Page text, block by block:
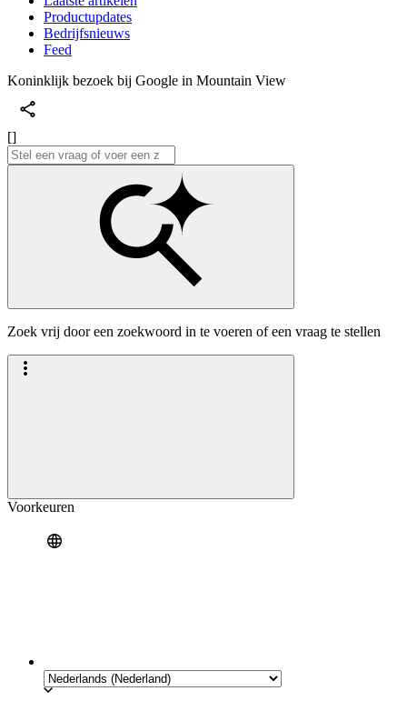
Productupdates
Bedrijfsnieuws
Feed
Koninklijk bezoek bij Google in Mountain View
[]
Zoek vrij door een zoekwoord in te voeren of een vraag te stellen
Voorkeuren